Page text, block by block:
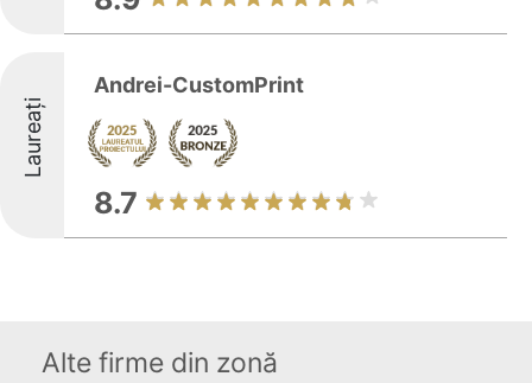
Laureați
Andrei-CustomPrint
8.7
Alte firme din zonă